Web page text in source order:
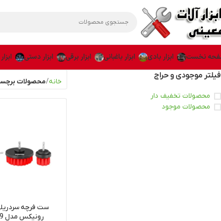
نخست ابزار بادی ابزار باغبانی ابزار برقی ابزار دستی
فیلتر موجودی و حراج
محصولات تخفیف دار
محصولات موجود
خانه محصولات
رونیکس مدل RH-9959